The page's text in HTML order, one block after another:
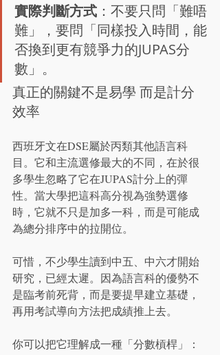
實際判斷方式 ：不要只問「難唔
難」，要問「同樣投入時間，能
否換到更有競爭力的JUPAS分
數」。
真正的關鍵不是易學 而是計分
效率
西班牙文在DSE屬於丙類其他語言科
目。它和主流選修最大的不同，在於很
多學生忽略了它在JUPAS計分上的彈
性。當大學把這科高分視為強勢選修
時，它就不只是加多一科，而是可能成
為總分排序中的拉開位。
可惜，不少學生讀到中五、中六才開始
研究，已經太遲。因為語言科的優勢不
是臨考前死背，而是要提早建立基礎，
再用考試導向方法把成績推上去。
你可以把它理解成一種「分數槓桿」：